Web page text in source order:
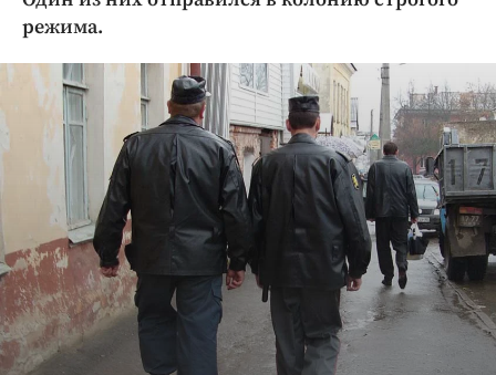
Недвижимость и ЖКХ
Образование
Общество
Погода
Праздники
Происшествия
Спорт
Экономика и бизнес
ПРОЕКТЫ
режима.